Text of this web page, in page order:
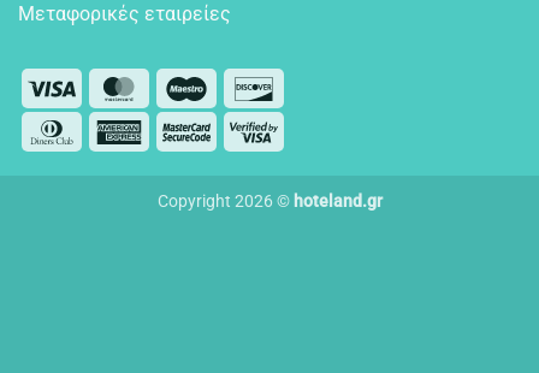
Μεταφορικές εταιρείες
Visa MasterCardMaestro
Dinners
AmericanMasterCard
Visa
Copyright 2026 ©hoteland.gr